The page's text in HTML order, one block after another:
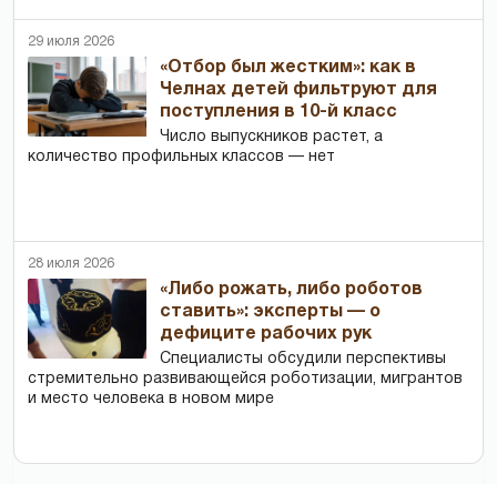
29 июля 2026
«Отбор был жестким»: как в
Челнах детей фильтруют для
поступления в 10-й класс
Число выпускников растет, а
количество профильных классов — нет
28 июля 2026
«Либо рожать, либо роботов
ставить»: эксперты — о
дефиците рабочих рук
Специалисты обсудили перспективы
стремительно развивающейся роботизации, мигрантов
и место человека в новом мире